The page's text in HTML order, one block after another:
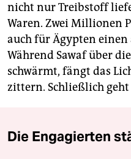
nicht nur Treibstoff
Waren. Zwei Millio­nen
auch für Ägypten
Während Sawaf über
schwärmt, fängt das
zittern. Schließlich geht
Die Engagierten